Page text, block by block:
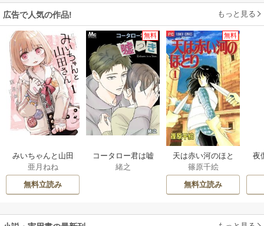
広告で人気の作品! もっと見る
みいちゃんと山田
さん
亜月ねね
無料立読み
無料
コータロー君は嘘
つき【タテヨミ】
緒之
無料
天は赤い河のほと
り
篠原千絵
無料立読み
夜